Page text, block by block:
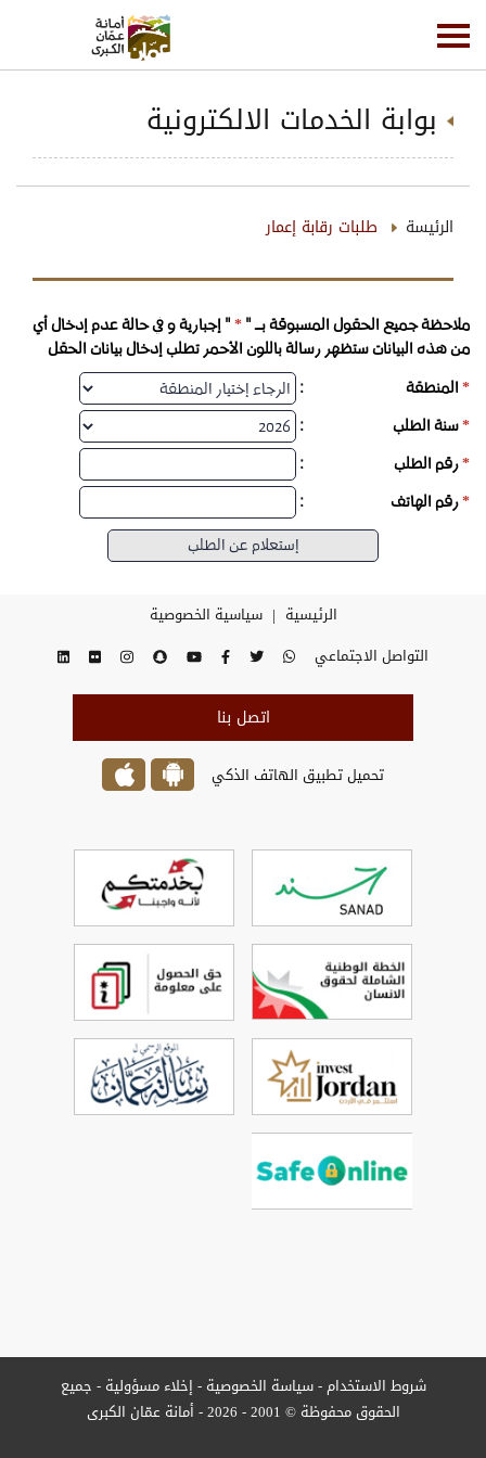
بوابة الخدمات الالكترونية
الرئيسة طلبات رقابة إعمار
ملاحظة جميع الحقول المسبوقة بـــ "*" إجبارية و في حالة عدم إدخال أي
من هذه البيانات ستظهر رسالة باللون الأحمر تطلب إدخال بيانات الحقل
*المنطقة :
*سنة الطلب :
*رقم الطلب :
*رقم الهاتف :
الرئيسية | سياسية الخصوصية
التواصل الاجتماعي
اتصل بنا
تحميل تطبيق الهاتف الذكي
شروط الاستخدام-سياسة الخصوصية- إخلاء مسؤولية - جميع
الحقوق محفوظة © 2001 - 2026 - أمانة عمّان الكبرى